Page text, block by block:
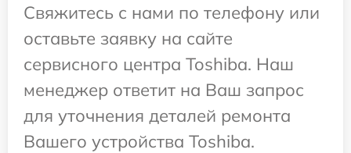
Свяжитесь с нами по телефону или
оставьте заявку на сайте
сервисного центра Toshiba. Наш
менеджер ответит на Ваш запрос
для уточнения деталей ремонта
Вашего устройства Toshiba.